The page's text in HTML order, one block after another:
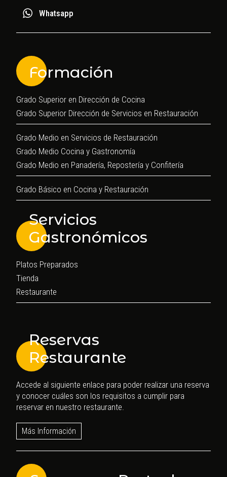
Whatsapp
Formación
Grado Superior en Dirección de Cocina
Grado Superior Dirección de Servicios en Restauración
Grado Medio en Servicios de Restauración
Grado Medio Cocina y Gastronomía
Grado Medio en Panadería, Repostería y Confitería
Grado Básico en Cocina y Restauración
Servicios
Gastronómicos
Platos Preparados
Tienda
Restaurante
Reservas
Restaurante
Accede al siguiente enlace para poder realizar una reserva
y conocer cuáles son los requisitos a cumplir para
reservar en nuestro restaurante.
Más Información